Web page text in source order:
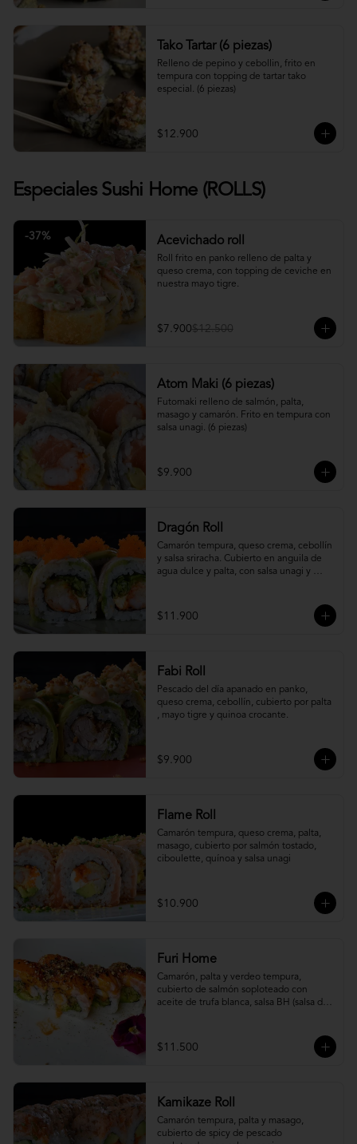
Tako Tartar (6 piezas)
Relleno de pepino y cebollin, frito en
tempura con topping de tartar tako
especial. (6 piezas)
$12.900
Especiales Sushi Home (ROLLS)
-37% Acevichado roll
Roll frito en panko relleno de palta y
queso crema, con topping de ceviche en
nuestra mayo tigre.
$7.900$12.500
Atom Maki (6 piezas)
Futomaki relleno de salmón, palta,
masago y camarón. Frito en tempura con
salsa unagi. (6 piezas)
$9.900
Dragón Roll
Camarón tempura, queso crema, cebollín
y salsa sriracha. Cubierto en anguila de
agua dulce y palta, con salsa unagi y
$11.900
Fabi Roll
Pescado del día apanado en panko,
queso crema, cebollín, cubierto por palta
, mayo tigre y quinoa crocante.
$9.900
Flame Roll
Camarón tempura, queso crema, palta,
masago, cubierto por salmón tostado,
ciboulette, quínoa y salsa unagi
$10.900
Furi Home
Camarón, palta y verdeo tempura,
cubierto de salmón soploteado con
aceite de trufa blanca, salsa BH (salsa de
$11.500
Kamikaze Roll
Camarón tempura, palta y masago,
cubierto de spicy de pescado